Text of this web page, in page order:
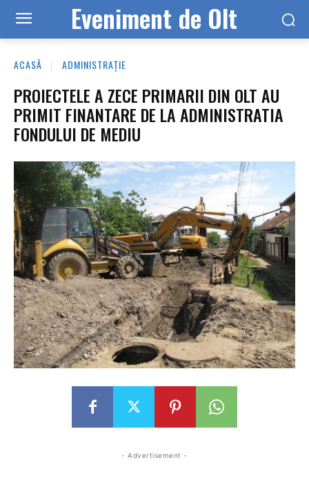
Eveniment de Olt
ACASĂ ADMINISTRAȚIE
PROIECTELE A ZECE PRIMARII DIN OLT AU
PRIMIT FINANTARE DE LA ADMINISTRATIA
FONDULUI DE MEDIU
- Advertisement -